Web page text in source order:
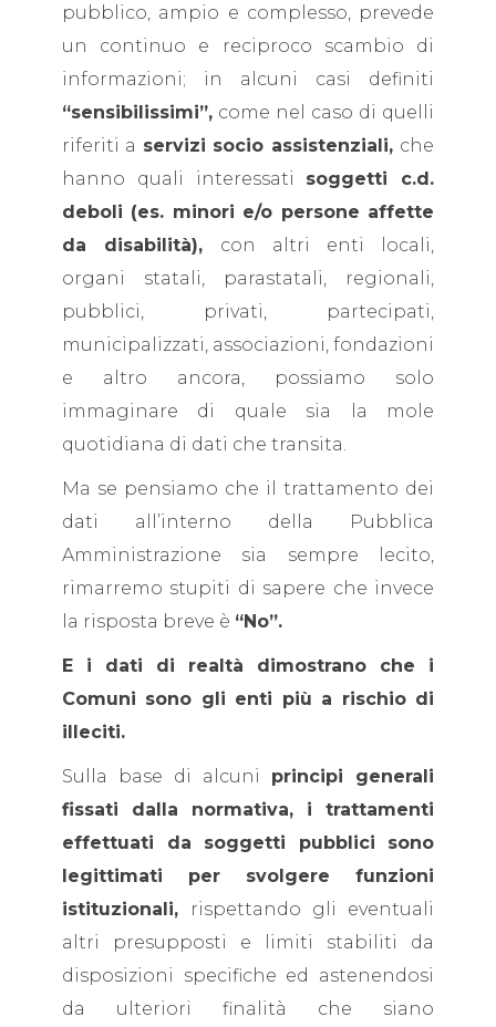
pubblico, ampio e complesso, prevede
un continuo e reciproco scambio di
informazioni; in alcuni casi definiti
“sensibilissimi”, come nel caso di quelli
riferiti a servizi socio assistenziali, che
hanno quali interessati soggetti c.d.
deboli (es. minori e/o persone affette
da disabilità), con altri enti locali,
organi statali, parastatali, regionali,
pubblici, privati, partecipati,
municipalizzati, associazioni, fondazioni
e altro ancora, possiamo solo
immaginare di quale sia la mole
quotidiana di dati che transita.
Ma se pensiamo che il trattamento dei
dati all’interno della Pubblica
Amministrazione sia sempre lecito,
rimarremo stupiti di sapere che invece
la risposta breve è “No”.
E i dati di realtà dimostrano che i
Comuni sono gli enti più a rischio di
illeciti.
Sulla base di alcuni principi generali
fissati dalla normativa, i trattamenti
effettuati da soggetti pubblici sono
legittimati per svolgere funzioni
istituzionali,
rispettando gli eventuali
altri presupposti e limiti stabiliti da
disposizioni specifiche ed astenendosi
da ulteriori finalità che siano